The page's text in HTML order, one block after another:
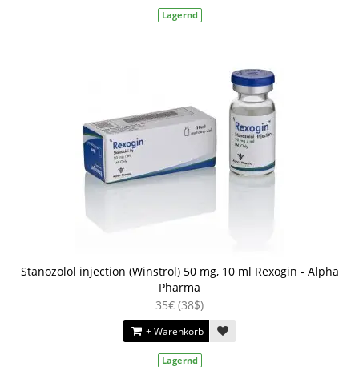
Lagernd
Stanozolol injection (Winstrol) 50 mg, 10 ml Rexogin - Alpha
Pharma
35€ (38$)
+ Warenkorb
Lagernd